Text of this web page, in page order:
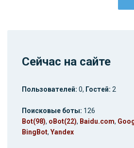
Сейчас на сайте
Пользователей: 0, Гостей: 2
Поисковые боты: 126
Bot(98), oBot(22), Baidu.com,
BingBot, Yandex